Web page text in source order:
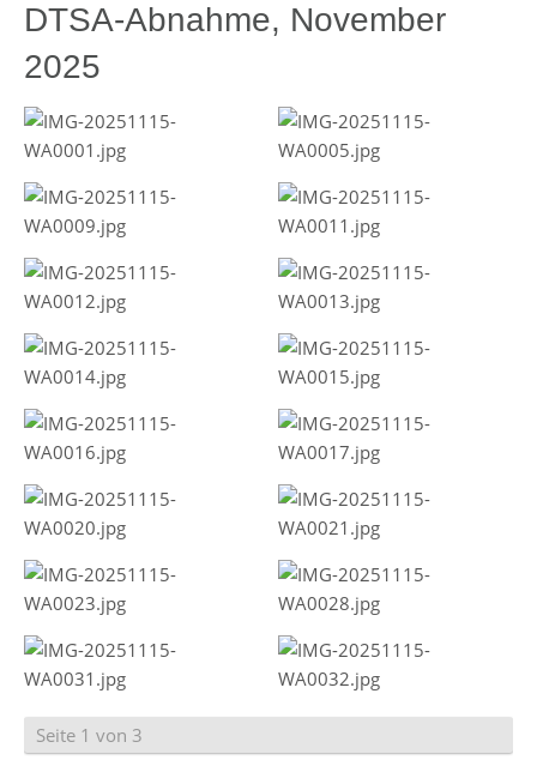
DTSA-Abnahme, November
2025
Seite 1 von 3